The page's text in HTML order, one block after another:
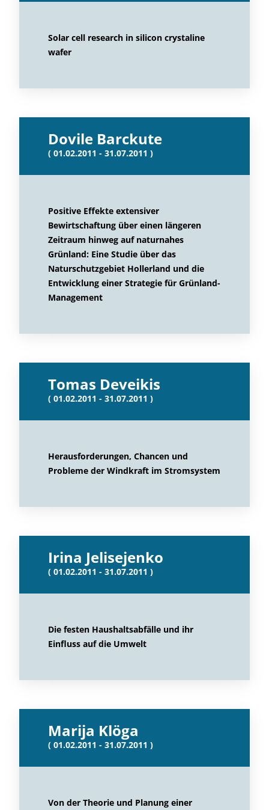
Solar cell research in silicon crystaline
wafer
Dovile Barckute
( 01.02.2011 - 31.07.2011 )
Positive Effekte extensiver
Bewirtschaftung über einen längeren
Zeitraum hinweg auf naturnahes
Grünland: Eine Studie über das
Naturschutzgebiet Hollerland und die
Entwicklung einer Strategie für Grünland-
Management
Tomas Deveikis
( 01.02.2011 - 31.07.2011 )
Herausforderungen, Chancen und
Probleme der Windkraft im Stromsystem
Irina Jelisejenko
( 01.02.2011 - 31.07.2011 )
Die festen Haushaltsabfälle und ihr
Einfluss auf die Umwelt
Marija Klöga
( 01.02.2011 - 31.07.2011 )
Von der Theorie und Planung einer